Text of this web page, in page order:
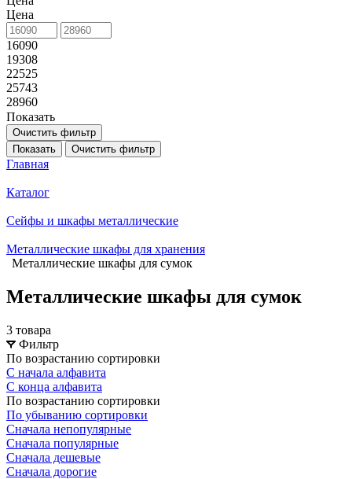
Цена
16090
19308
22525
25743
28960
Показать
Очистить фильтр
Показать
Очистить фильтр
Главная
Каталог
Сейфы и шкафы металлические
Металлические шкафы для хранения
Металлические шкафы для сумок
Металлические шкафы для сумок
3 товара
Фильтр
По возрастанию сортировки
С начала алфавита
С конца алфавита
По возрастанию сортировки
По убыванию сортировки
Сначала непопулярные
Сначала популярные
Сначала дешевые
Сначала дорогие